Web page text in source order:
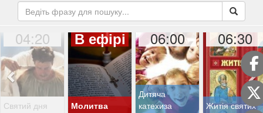
04:20
Святий дня
В ефірі
Молитва
06:00
Дитяча
катехиза
06:30
Житія святих